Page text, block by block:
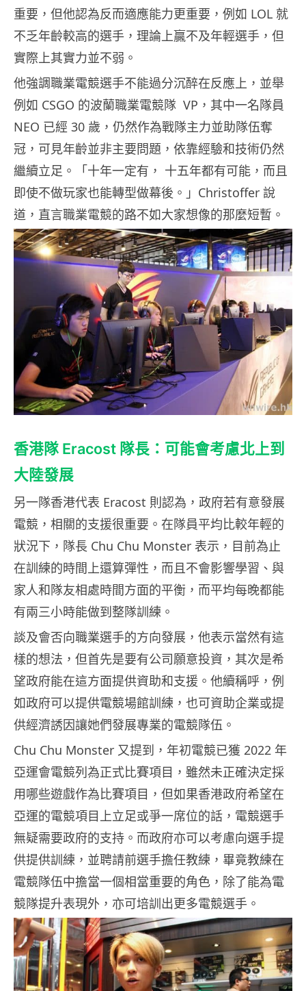
重要，但他認為反而適應能力更重要，例如 LOL 就
不乏年齡較高的選手，理論上贏不及年輕選手，但
實際上其實力並不弱。
他強調職業電競選手不能過分沉醉在反應上，並舉
例如 CSGO 的波蘭職業電競隊 VP，其中一名隊員
NEO 已經 30 歲，仍然作為戰隊主力並助隊伍奪
冠，可見年齡並非主要問題，依靠經驗和技術仍然
繼續立足。「十年一定有， 十五年都有可能，而且
即使不做玩家也能轉型做幕後。」Christoffer 說
道，直言職業電競的路不如大家想像的那麼短暫。
香港隊 Eracost 隊長：可能會考慮北上到
大陸發展
另一隊香港代表 Eracost 則認為，政府若有意發展
電競，相關的支援很重要。在隊員平均比較年輕的
狀況下，隊長 Chu Chu Monster 表示，目前為止
在訓練的時間上還算彈性，而且不會影響學習、與
家人和隊友相處時間方面的平衡，而平均每晚都能
有兩三小時能做到整隊訓練。
談及會否向職業選手的方向發展，他表示當然有這
樣的想法，但首先是要有公司願意投資，其次是希
望政府能在這方面提供資助和支援。他續稱呼，例
如政府可以提供電競場館訓練，也可資助企業或提
供經濟誘因讓她們發展專業的電競隊伍。
Chu Chu Monster 又提到，年初電競已獲 2022 年
亞運會電競列為正式比賽項目，雖然未正確決定採
用哪些遊戲作為比賽項目，但如果香港政府希望在
亞運的電競項目上立足或爭一席位的話，電競選手
無疑需要政府的支持。而政府亦可以考慮向選手提
供提供訓練，並聘請前選手擔任教練，畢竟教練在
電競隊伍中擔當一個相當重要的角色，除了能為電
競隊提升表現外，亦可培訓出更多電競選手。